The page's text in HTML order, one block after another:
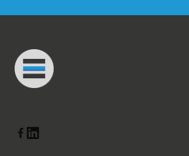
Connected Minds
Linkedin